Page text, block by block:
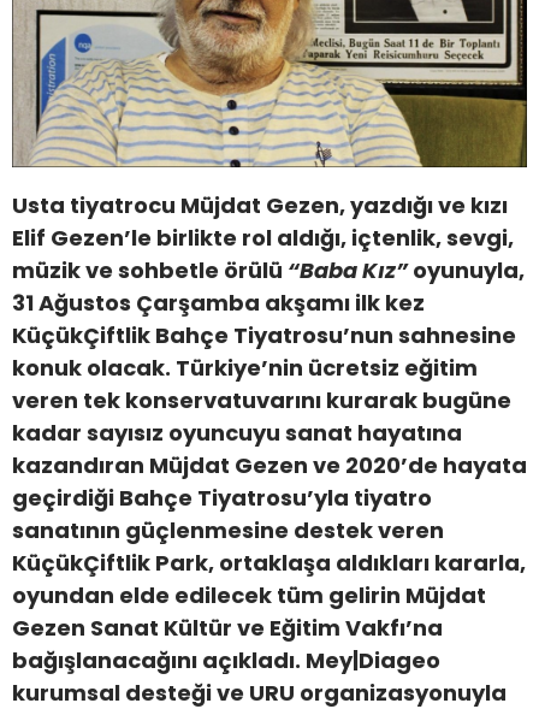
Usta tiyatrocu Müjdat Gezen, yazdığı ve kızı
Elif Gezen’le birlikte rol aldığı, içtenlik, sevgi,
müzik ve sohbetle örülü “Baba Kız”oyunuyla,
31 Ağustos Çarşamba akşamı ilk kez
KüçükÇiftlik Bahçe Tiyatrosu’nun sahnesine
konuk olacak. Türkiye’nin ücretsiz eğitim
veren tek konservatuvarını kurarak bugüne
kadar sayısız oyuncuyu sanat hayatına
kazandıran Müjdat Gezen ve 2020’de hayata
geçirdiği Bahçe Tiyatrosu’yla tiyatro
sanatının güçlenmesine destek veren
KüçükÇiftlik Park, ortaklaşa aldıkları kararla,
oyundan elde edilecek tüm gelirin Müjdat
Gezen Sanat Kültür ve Eğitim Vakfı’na
bağışlanacağını açıkladı. Mey|Diageo
kurumsal desteği ve URU organizasyonuyla